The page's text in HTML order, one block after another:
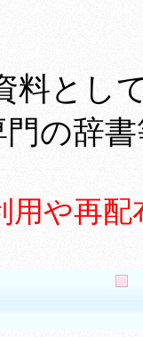
とし
の辞
用や再